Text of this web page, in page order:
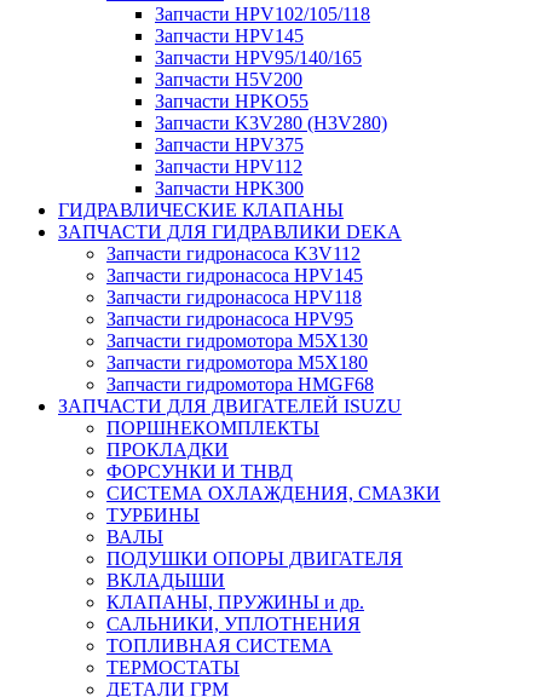
Запчасти HPV102/105/118
Запчасти HPV145
Запчасти HPV95/140/165
Запчасти H5V200
Запчасти HPKO55
Запчасти K3V280 (H3V280)
Запчасти HPV375
Запчасти HPV112
Запчасти HPK300
ГИДРАВЛИЧЕСКИЕ КЛАПАНЫ
ЗАПЧАСТИ ДЛЯ ГИДРАВЛИКИ DEKA
Запчасти гидронасоса K3V112
Запчасти гидронасоса HPV145
Запчасти гидронасоса HPV118
Запчасти гидронасоса HPV95
Запчасти гидромотора M5X130
Запчасти гидромотора M5X180
Запчасти гидромотора HMGF68
ЗАПЧАСТИ ДЛЯ ДВИГАТЕЛЕЙ ISUZU
ПОРШНЕКОМПЛЕКТЫ
ПРОКЛАДКИ
ФОРСУНКИ И ТНВД
СИСТЕМА ОХЛАЖДЕНИЯ, СМАЗКИ
ТУРБИНЫ
ВАЛЫ
ПОДУШКИ ОПОРЫ ДВИГАТЕЛЯ
ВКЛАДЫШИ
КЛАПАНЫ, ПРУЖИНЫ и др.
САЛЬНИКИ, УПЛОТНЕНИЯ
ТОПЛИВНАЯ СИСТЕМА
ТЕРМОСТАТЫ
ДЕТАЛИ ГРМ